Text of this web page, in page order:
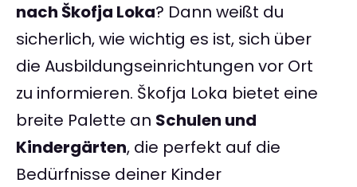
nach Škofja Loka? Dann weißt du
sicherlich, wie wichtig es ist, sich über
die Ausbildungseinrichtungen vor Ort
zu informieren. Škofja Loka bietet eine
breite Palette an Schulen und
Kindergärten, die perfekt auf die
Bedürfnisse deiner Kinder